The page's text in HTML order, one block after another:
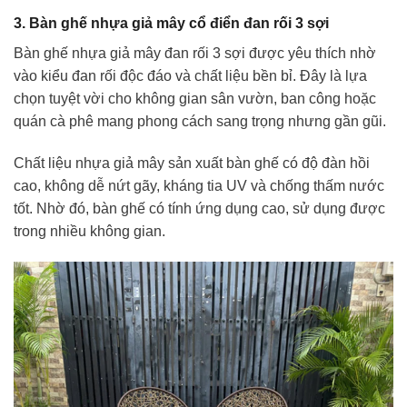
3. Bàn ghế nhựa giả mây cổ điển đan rối 3 sợi
Bàn ghế nhựa giả mây đan rối 3 sợi được yêu thích nhờ
vào kiểu đan rối độc đáo và chất liệu bền bỉ. Đây là lựa
chọn tuyệt vời cho không gian sân vườn, ban công hoặc
quán cà phê mang phong cách sang trọng nhưng gần gũi.
Chất liệu nhựa giả mây sản xuất bàn ghế có độ đàn hồi
cao, không dễ nứt gãy, kháng tia UV và chống thấm nước
tốt. Nhờ đó, bàn ghế có tính ứng dụng cao, sử dụng được
trong nhiều không gian.